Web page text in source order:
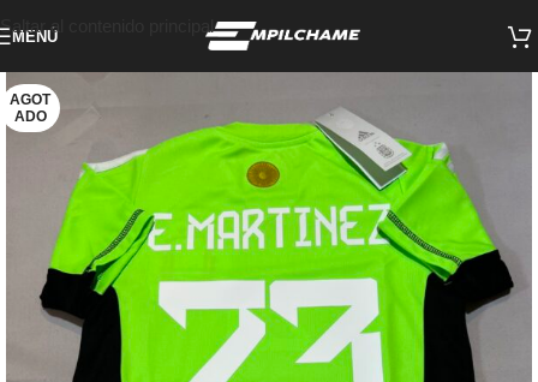
Saltar al contenido principal
MENÚ
AGOT
ADO